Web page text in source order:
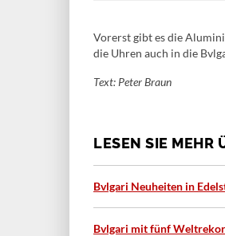
Vorerst gibt es die
die Uhren auch in die
Text: Peter Braun
LESEN SIE MEHR
Bvlgari Neuheiten in
Bvlgari mit fünf